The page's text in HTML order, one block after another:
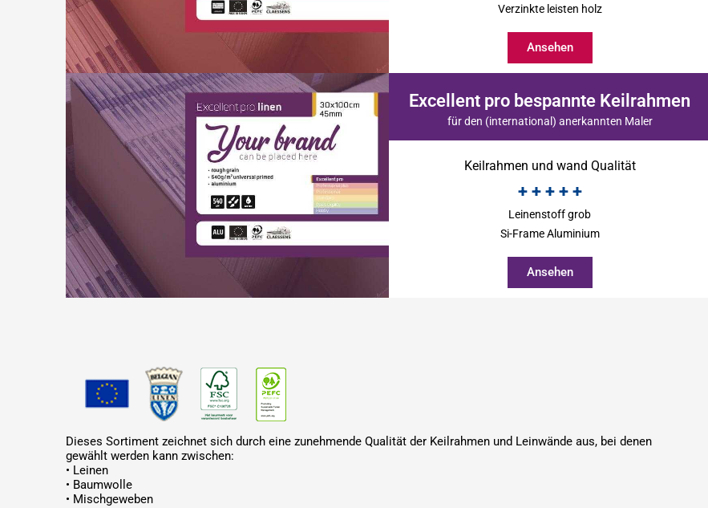
Verzinkte leisten holz
Ansehen
Excellent pro bespannte Keilrahmen
für den (international) anerkannten Maler
Keilrahmen und wand Qualität
+ + + + +
Leinenstoff grob
Si-Frame Aluminium
Ansehen
Dieses Sortiment zeichnet sich durch eine zunehmende Qualität der Keilrahmen und Leinwände aus, bei denen
gewählt werden kann zwischen:
• Leinen
• Baumwolle
• Mischgeweben